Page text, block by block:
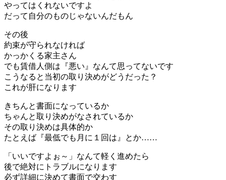
やってはくれないですよ
だって自分のものじゃないんだもん
その後
約束が守られなければ
かっかくる家主さん
でも賃借人側は『悪い』なんて思ってないです
こうなると当初の取り決めがどうだった？
これが肝になります
きちんと書面になっているか
ちゃんと取り決めがなされているか
その取り決めは具体的か
たとえば『最低でも月に１回は』とか……
「いいですよぉ～」なんて軽く進めたら
後で絶対にトラブルになります
必ず詳細に決めて書面で交わす